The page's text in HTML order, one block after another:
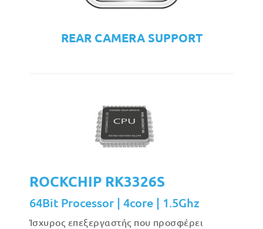
REAR CAMERA SUPPORT
ROCKCHIP RK3326S
64Bit Processor | 4core | 1.5Ghz
Ίσχυρος επεξεργαστής που προσφέρει